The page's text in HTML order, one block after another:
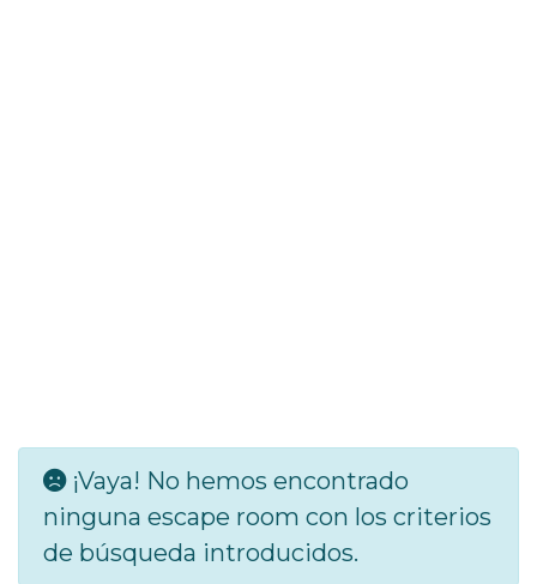
¡Vaya! No hemos encontrado
ninguna escape room con los criterios
de búsqueda introducidos.